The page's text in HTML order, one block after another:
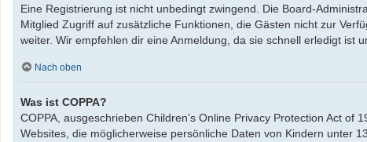
Eine Registrierung ist nicht unbedingt zwingend. Die Board-
Mitglied Zugriff auf zusätzliche Funktionen, die Gästen nicht zur
weiter. Wir empfehlen dir eine Anmeldung, da sie schnell erledigt ist
Nach oben
Was ist COPPA?
COPPA, ausgeschrieben Children’s Online Privacy Protection Act
Websites, die möglicherweise persönliche Daten von Kindern unter